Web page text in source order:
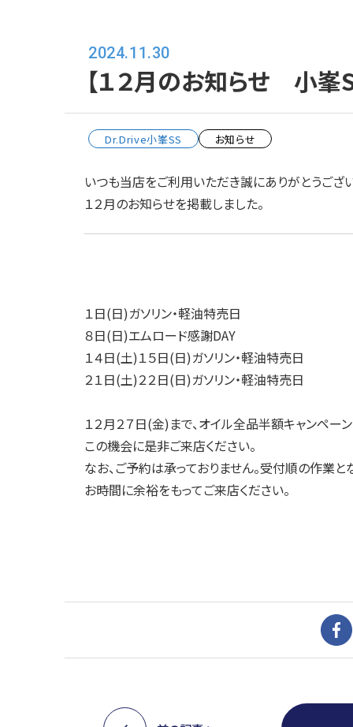
2024.11.30
【１２月のお知らせ 小峯
Dr.Drive小峯SS お知らせ
いつも当店をご利用いただき誠にありがとうござい
１２月のお知らせを掲載しました。
１日(日)ガソリン・軽油特売日
８日(日)エムロード感謝DAY
１４日(土)１５日(日)ガソリン・軽油特売日
２１日(土)２２日(日)ガソリン・軽油特売日
１２月２７日(金)まで、オイル全品半額キャンペーン
この機会に是非ご来店ください。
なお、ご予約は承っておりません。受付順の作業と
お時間に余裕をもってご来店ください。